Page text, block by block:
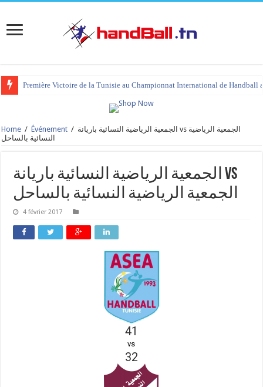
Première Victoire de la Tunisie au Championnat International de Handball
Home / Événement / الجمعية الرياضية النسائية باريانة vs الجمعية الرياضية
النسائية بالساحل
الجمعية الرياضية النسائية باريانة vs
الجمعية الرياضية النسائية بالساحل
4 février 2017
41
vs
32